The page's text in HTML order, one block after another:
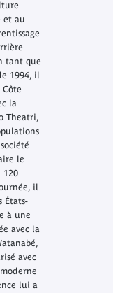
et au
tant que
1994, il
la
Theatri,
le
120
il
États-
à une
avec la
avec
lui a